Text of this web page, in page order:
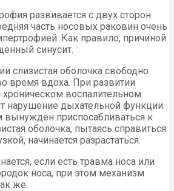
развивается с двух сторон
часть носовых раковин очень
Как правило, причиной
синусит.
слизистая оболочка свободно
время вдоха. При развитии
воспалительном
нарушение дыхательной функции.
вынужден приспосабливаться к
оболочка, пытаясь справиться
начинается разрастаться.
если есть травма носа или
носа, при этом механизм
же.